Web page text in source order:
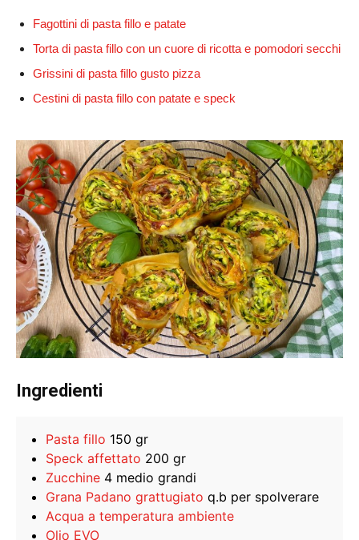
Fagottini di pasta fillo e patate
Torta di pasta fillo con un cuore di ricotta e pomodori secchi
Grissini di pasta fillo gusto pizza
Cestini di pasta fillo con patate e speck
Ingredienti
Pasta fillo 150 gr
Speck affettato 200 gr
Zucchine 4 medio grandi
Grana Padano grattugiato q.b per spolverare
Acqua a temperatura ambiente
Olio EVO